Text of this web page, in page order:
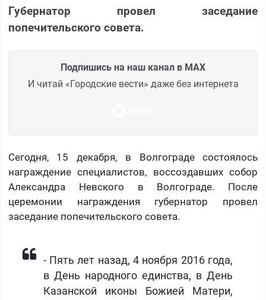
Губернатор провел заседание
попечительского совета.
Подпишись на наш канал в MAX
И читай «Городские вести» даже без интернета
Сегодня, 15 декабря, в Волгограде состоялось
награждение специалистов, воссоздавших собор
Александра Невского в Волгограде. После
церемонии награждения губернатор провел
заседание попечительского совета.
- Пять лет назад, 4 ноября 2016 года,
в День народного единства, в День
Казанской иконы Божией Матери,